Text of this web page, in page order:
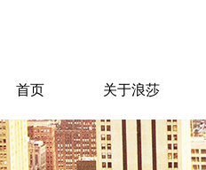
首页 关于浪莎